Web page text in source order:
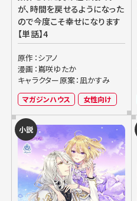
が、時間を戻せるようになった
ので今度こそ幸せになります
【単話】4
原作：シアノ
漫画：嶌咲ゆたか
キャラクター原案：凪かすみ
マガジンハウス 女性向け
小説